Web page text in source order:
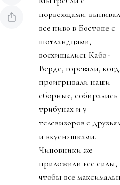
Источник изображения AP Photo
Чемпионат мира по
футболу завершен.
Люди сделали его
прекрасным
праздником
человечества и спорта.
Мы гребли с
норвежцами, выпивали
все пиво в Бостоне с
шотландцами,
восхищались Кабо-